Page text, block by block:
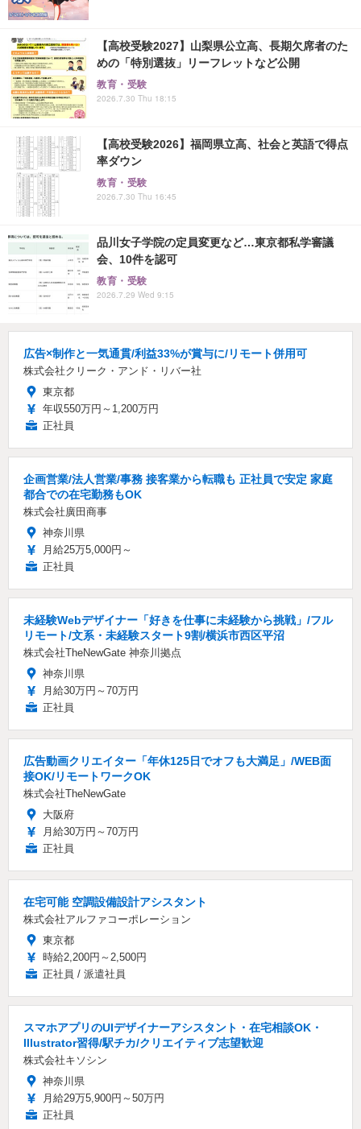
【高校受験2027】山梨県公立高、長期欠席者のた
めの「特別選抜」リーフレットなど公開
教育・受験
2026.7.30 Thu 18:15
【高校受験2026】福岡県立高、社会と英語で得点
率ダウン
教育・受験
2026.7.30 Thu 16:45
品川女子学院の定員変更など…東京都私学審議
会、10件を認可
教育・受験
2026.7.29 Wed 9:15
広告×制作と一気通貫/利益33%が賞与に/リモート併用可
株式会社クリーク・アンド・リバー社
東京都
年収550万円～1,200万円
正社員
企画営業/法人営業/事務 接客業から転職も 正社員で安定 家庭
都合での在宅勤務もOK
株式会社廣田商事
神奈川県
月給25万5,000円～
正社員
未経験Webデザイナー「好きを仕事に未経験から挑戦」/フル
リモート/文系・未経験スタート9割/横浜市西区平沼
株式会社TheNewGate 神奈川拠点
神奈川県
月給30万円～70万円
正社員
広告動画クリエイター「年休125日でオフも大満足」/WEB面
接OK/リモートワークOK
株式会社TheNewGate
大阪府
月給30万円～70万円
正社員
在宅可能 空調設備設計アシスタント
株式会社アルファコーポレーション
東京都
時給2,200円～2,500円
正社員 / 派遣社員
スマホアプリのUIデザイナーアシスタント・在宅相談OK・
Illustrator習得/駅チカ/クリエイティブ志望歓迎
株式会社キソシン
神奈川県
月給29万5,900円～50万円
正社員